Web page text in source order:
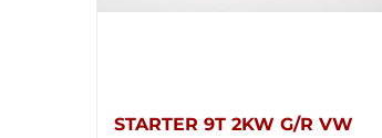
STARTER 9T 2KW G/R VW